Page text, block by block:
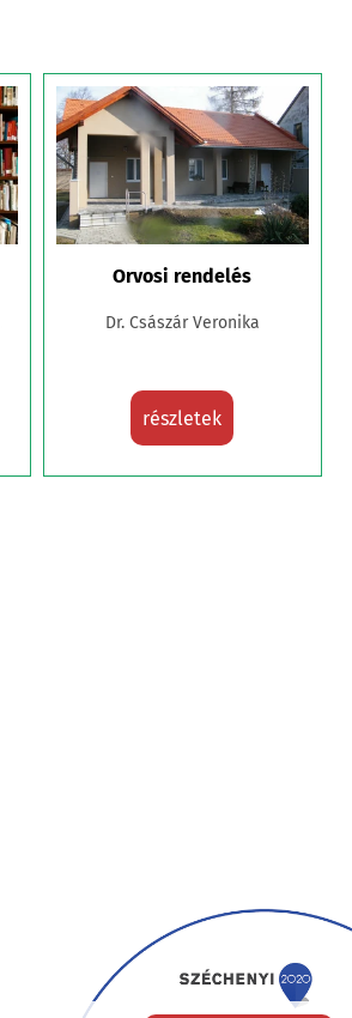
Kitüntetettek,
Díjazottak
Nyilvántartások
Sitkei Hírek
Orvosi rendelés
Dr. Császár Veronika
részletek